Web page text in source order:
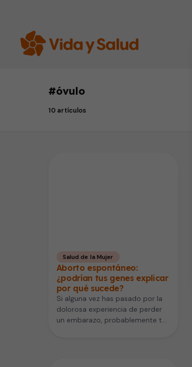
#óvulo
10 artículos
Salud de la Mujer
Aborto espontáneo:
¿podrían tus genes explicar
por qué sucede?
Si alguna vez has pasado por la
dolorosa experiencia de perder
un embarazo, probablemente te